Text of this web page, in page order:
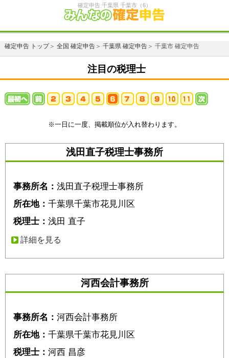
確定申告 千葉県 千葉市（6）
確定申告 トップ＞ 全国 確定申告＞ 千葉県 確定申告＞ 千葉市 確定申告
注目の税理士
※一日に一度、掲載順位が入れ替わります。
浅田直子税理士事務所
事務所名： 浅田直子税理士事務所
所在地： 千葉県千葉市花見川区
税理士： 浅田 直子
詳細を見る
河西会計事務所
事務所名： 河西会計事務所
所在地： 千葉県千葉市花見川区
税理士： 河西 昌彦